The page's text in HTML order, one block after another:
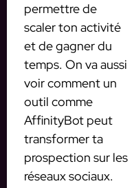
permettre de
scaler ton activité
et de gagner du
temps. On va aussi
voir comment un
outil comme
AffinityBot peut
transformer ta
prospection sur les
réseaux sociaux.